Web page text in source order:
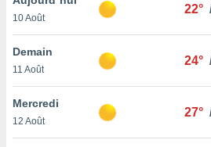
et
»,
au
vous
qu'ils
ou
10 Août
22°
Demain
11 Août
24°
Mercredi
12 Août
27°